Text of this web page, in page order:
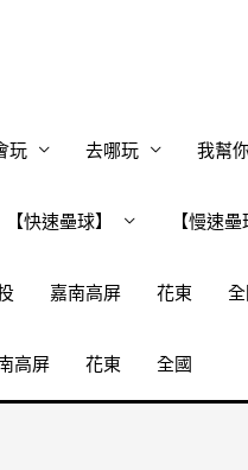
玩 去哪玩 我幫
【快速壘球】 【慢速壘
嘉南高屏 花東
高屏 花東 全國